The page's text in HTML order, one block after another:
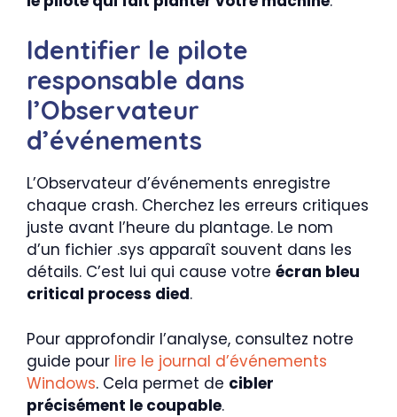
Identifier le pilote
responsable dans
l’Observateur
d’événements
L’Observateur d’événements enregistre
chaque crash. Cherchez les erreurs critiques
juste avant l’heure du plantage. Le nom
d’un fichier .sys apparaît souvent dans les
détails. C’est lui qui cause votre écran bleu
critical process died.
Pour approfondir l’analyse, consultez notre
guide pour lire le journal d’événements
Windows. Cela permet de cibler
précisément le coupable.